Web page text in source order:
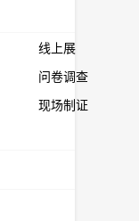
线上展
问卷调查
现场制证